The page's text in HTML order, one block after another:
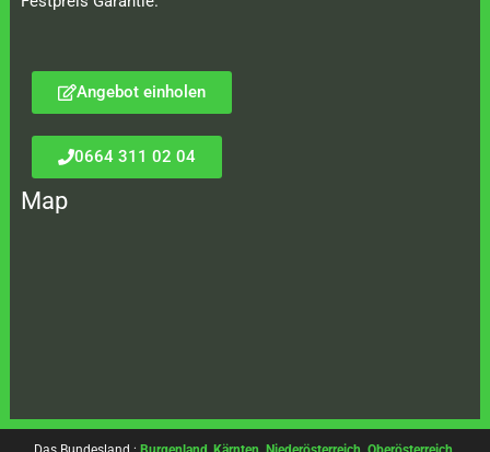
Angebot einholen
0664 311 02 04
Map